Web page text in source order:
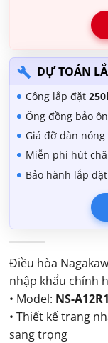
DỰ TOÁN
Công lắp đặt
Ống đồng bảo
Giá đỡ dàn
Miễn phí hút
Bảo hành lắp đặt
Điều hòa
nhập khẩu chính
• Model: NS-
• Thiết kế trang
sang trọng